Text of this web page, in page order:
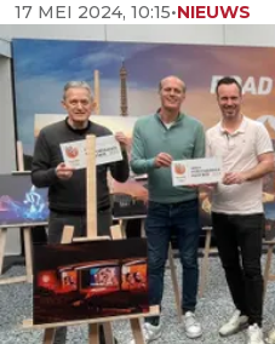
17 MEI 2024, 10:15•NIEUWS